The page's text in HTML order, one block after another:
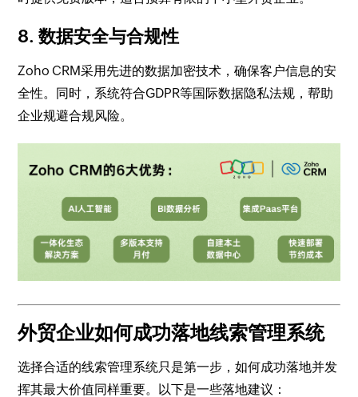
8. 数据安全与合规性
Zoho CRM采用先进的数据加密技术，确保客户信息的安
全性。同时，系统符合GDPR等国际数据隐私法规，帮助
企业规避合规风险。
外贸企业如何成功落地线索管理系统
选择合适的线索管理系统只是第一步，如何成功落地并发
挥其最大价值同样重要。以下是一些落地建议：